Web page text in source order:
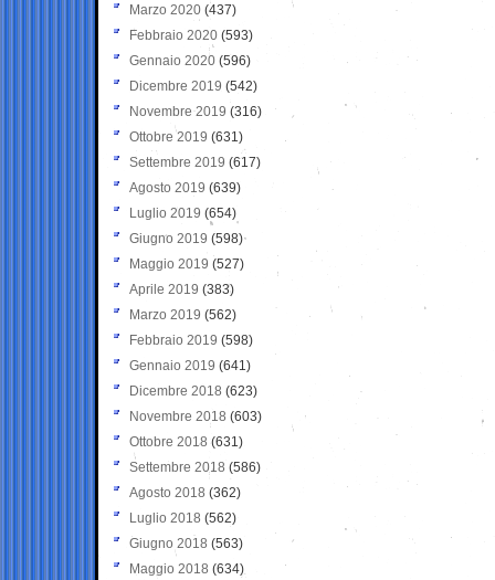
Marzo 2020 (437)
Febbraio 2020 (593)
Gennaio 2020 (596)
Dicembre 2019 (542)
Novembre 2019 (316)
Ottobre 2019 (631)
Settembre 2019 (617)
Agosto 2019 (639)
Luglio 2019 (654)
Giugno 2019 (598)
Maggio 2019 (527)
Aprile 2019 (383)
Marzo 2019 (562)
Febbraio 2019 (598)
Gennaio 2019 (641)
Dicembre 2018 (623)
Novembre 2018 (603)
Ottobre 2018 (631)
Settembre 2018 (586)
Agosto 2018 (362)
Luglio 2018 (562)
Giugno 2018 (563)
Maggio 2018 (634)